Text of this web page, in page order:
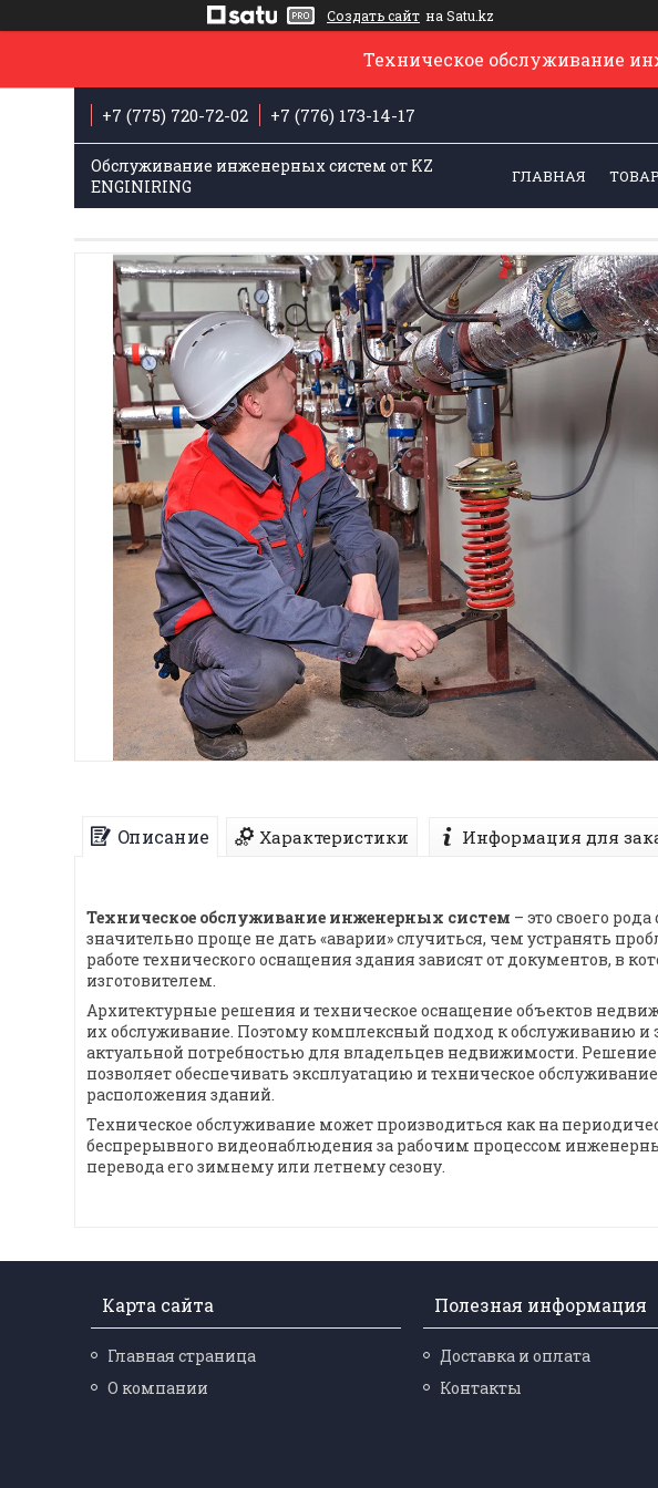
Создать сайт на Satu.kz
Техническое обслуживание
+7 (775) 720-72-02 +7 (776) 173-14-17
Обслуживание инженерных систем от KZ
ENGINIRING
ГЛАВНАЯ
Описание Характеристики Информация для
Техническое обслуживание инженерных систем – это своего
значительно проще не дать «аварии» случиться, чем устранять
работе технического оснащения здания зависят от документов, в
изготовителем.
Архитектурные решения и техническое оснащение объектов
их обслуживание. Поэтому комплексный подход к обслуживанию и
актуальной потребностью для владельцев недвижимости. Решение
позволяет обеспечивать эксплуатацию и техническое
расположения зданий.
Техническое обслуживание может производиться как на
беспрерывного видеонаблюдения за рабочим процессом
перевода его зимнему или летнему сезону.
Карта сайта
Главная страница
О компании
Полезная информация
Доставка и оплата
Контакты